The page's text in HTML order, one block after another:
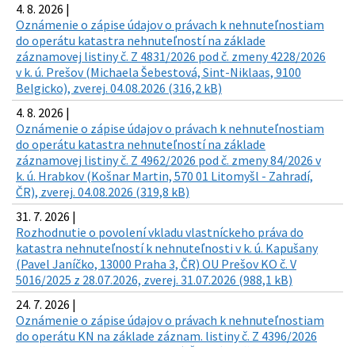
4. 8. 2026 |
Oznámenie o zápise údajov o právach k nehnuteľnostiam
do operátu katastra nehnuteľností na základe
záznamovej listiny č. Z 4831/2026 pod č. zmeny 4228/2026
v k. ú. Prešov (Michaela Šebestová, Sint-Niklaas, 9100
Belgicko), zverej. 04.08.2026 (316,2 kB)
4. 8. 2026 |
Oznámenie o zápise údajov o právach k nehnuteľnostiam
do operátu katastra nehnuteľností na základe
záznamovej listiny č. Z 4962/2026 pod č. zmeny 84/2026 v
k. ú. Hrabkov (Košnar Martin, 570 01 Litomyšl - Zahradí,
ČR), zverej. 04.08.2026 (319,8 kB)
31. 7. 2026 |
Rozhodnutie o povolení vkladu vlastníckeho práva do
katastra nehnuteľností k nehnuteľnosti v k. ú. Kapušany
(Pavel Janíčko, 13000 Praha 3, ČR) OU Prešov KO č. V
5016/2025 z 28.07.2026, zverej. 31.07.2026 (988,1 kB)
24. 7. 2026 |
Oznámenie o zápise údajov o právach k nehnuteľnostiam
do operátu KN na základe záznam. listiny č. Z 4396/2026